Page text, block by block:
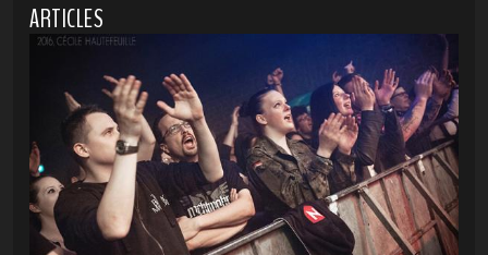
ARTICLES